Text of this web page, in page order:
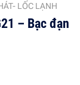
LỐC LẠNH
– Bạc đạn